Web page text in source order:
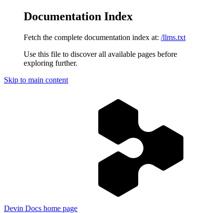
Documentation Index
Fetch the complete documentation index at: /llms.txt
Use this file to discover all available pages before
exploring further.
Skip to main content
Devin Docs home page